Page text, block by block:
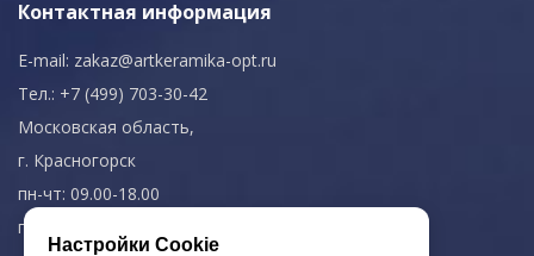
Контактная информация
E-mail: zakaz@artkeramika-opt.ru
Тел.: +7 (499) 703-30-42
Московская область,
г. Красногорск
пн-чт: 09.00-18.00
пт: 09.00-17.00
Настройки Cookie